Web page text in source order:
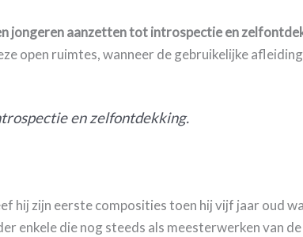
jongeren aanzetten tot introspectie en
open ruimtes, wanneer de gebruikelijke
en zelfontdekking.
hij zijn eerste composities toen hij vijf jaar oud
die nog steeds als meesterwerken van